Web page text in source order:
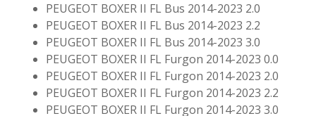
PEUGEOT BOXER II FL Bus 2014-2023 2.0
PEUGEOT BOXER II FL Bus 2014-2023 2.2
PEUGEOT BOXER II FL Bus 2014-2023 3.0
PEUGEOT BOXER II FL Furgon 2014-2023 0.0
PEUGEOT BOXER II FL Furgon 2014-2023 2.0
PEUGEOT BOXER II FL Furgon 2014-2023 2.2
PEUGEOT BOXER II FL Furgon 2014-2023 3.0